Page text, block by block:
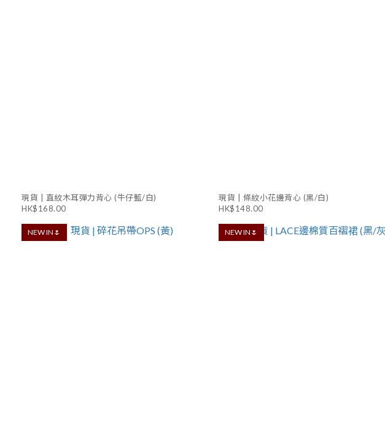
現貨 | 直紋木耳彈力背心 (牛仔藍/白)
HK$168.00
現貨 | 條紋小花邊背心 (黑/白)
HK$148.00
NEW IN🌷 NEW IN🌷